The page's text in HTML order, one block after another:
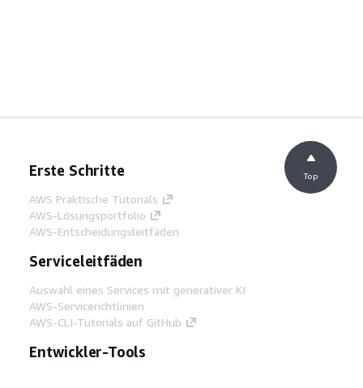
Erste Schritte
AWS Praktische Tutorials
AWS-Lösungsportfolio
AWS-Entscheidungsleitfäden
Serviceleitfäden
Auswahl eines Services mit generativer KI
AWS-Servicerichtlinien
AWS-CLI-Tutorials auf GitHub
Entwickler-Tools
Top